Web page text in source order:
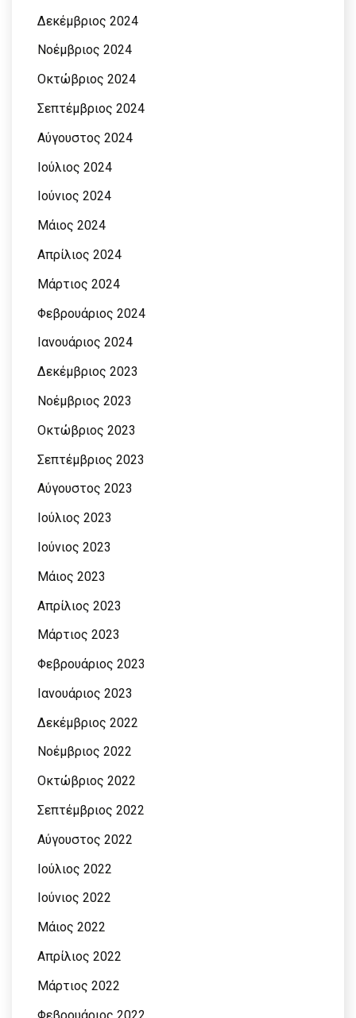
Δεκέμβριος 2024
Νοέμβριος 2024
Οκτώβριος 2024
Σεπτέμβριος 2024
Αύγουστος 2024
Ιούλιος 2024
Ιούνιος 2024
Μάιος 2024
Απρίλιος 2024
Μάρτιος 2024
Φεβρουάριος 2024
Ιανουάριος 2024
Δεκέμβριος 2023
Νοέμβριος 2023
Οκτώβριος 2023
Σεπτέμβριος 2023
Αύγουστος 2023
Ιούλιος 2023
Ιούνιος 2023
Μάιος 2023
Απρίλιος 2023
Μάρτιος 2023
Φεβρουάριος 2023
Ιανουάριος 2023
Δεκέμβριος 2022
Νοέμβριος 2022
Οκτώβριος 2022
Σεπτέμβριος 2022
Αύγουστος 2022
Ιούλιος 2022
Ιούνιος 2022
Μάιος 2022
Απρίλιος 2022
Μάρτιος 2022
Φεβρουάριος 2022